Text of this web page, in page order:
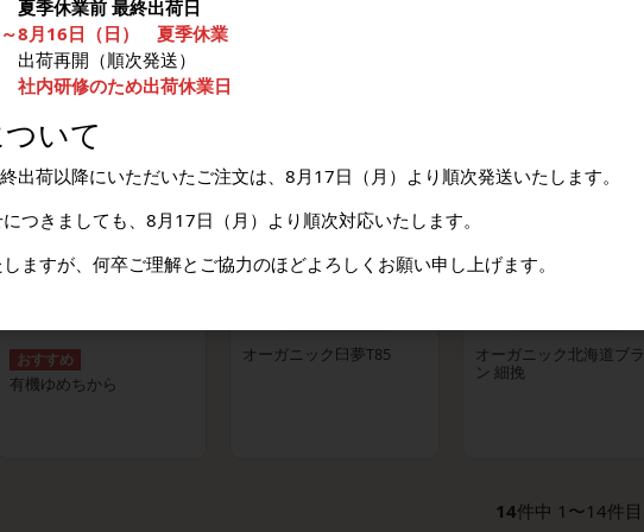
有機ライ麦細挽き全粒粉
有機ゆめちから
オーガニック臼夢T85
オーガニック北海道ブラ
ン 細挽
14件中 1〜14件目
夏季休業前 最終出荷日
8月16日（日） 夏季休業
荷再開（順次発送）
社内研修のため出荷休業日
いて
出荷以降にいただいたご注文は、8月17日（月）より順次発送いたします。
つきましても、8月17日（月）より順次対応いたします。
ますが、何卒ご理解とご協力のほどよろしくお願い申し上げます。